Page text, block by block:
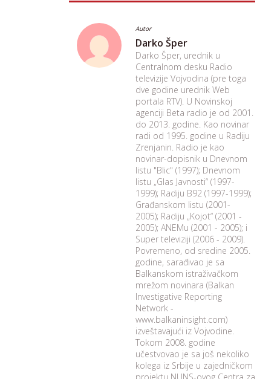
Autor
Darko Šper
Darko Šper, urednik u
Centralnom desku Radio
televizije Vojvodina (pre toga
dve godine urednik Web
portala RTV). U Novinskoj
agenciji Beta radio je od 2001.
do 2013. godine. Kao novinar
radi od 1995. godine u Radiju
Zrenjanin. Radio je kao
novinar-dopisnik u Dnevnom
listu "Blic" (1997); Dnevnom
listu „Glas Javnosti“ (1997-
1999); Radiju B92 (1997-1999);
Građanskom listu (2001-
2005); Radiju „Kojot“ (2001 -
2005); ANEMu (2001 - 2005); i
Super televiziji (2006 - 2009).
Povremeno, od sredine 2005.
godine, sarađivao je sa
Balkanskom istraživačkom
mrežom novinara (Balkan
Investigative Reporting
Network -
www.balkaninsight.com)
izveštavajući iz Vojvodine.
Tokom 2008. godine
učestvovao je sa još nekoliko
kolega iz Srbije u zajedničkom